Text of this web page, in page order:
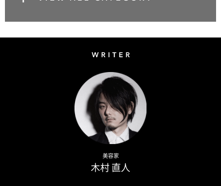
美容家
木村 直人